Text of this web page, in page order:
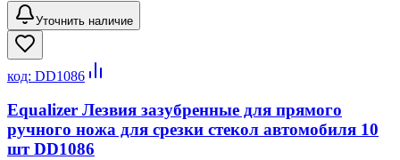
Уточнить наличие
код: DD1086
Equalizer Лезвия зазубренные для прямого
ручного ножа для срезки стекол автомобиля 10
шт DD1086